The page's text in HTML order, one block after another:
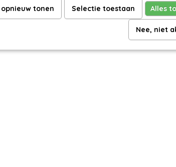
tonen Selectie toestaan Alles
Nee, niet